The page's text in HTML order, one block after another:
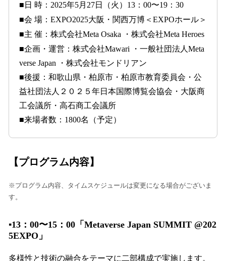
■日 時：2025年5月27日（火）13：00〜19：30
■会 場：EXPO2025大阪・関西万博＜EXPOホール＞
■主 催：株式会社Meta Osaka ・株式会社Meta Heroes
■企画・運営：株式会社Mawari ・一般社団法人Meta
verse Japan ・株式会社モンドリアン
■後援：和歌山県・柏原市・柏原市教育委員会・公
益社団法人２０２５年日本国際博覧会協会・大阪商
工会議所・高石商工会議所
■来場者数：1800名（予定）
【プログラム内容】
※プログラム内容、タイムスケジュールは変更になる場合がございま
す。
▪️13：00〜15：00「Metaverse Japan SUMMIT @202
5EXPO」
多様性と技術の融合をテーマに二部構成で実施します。